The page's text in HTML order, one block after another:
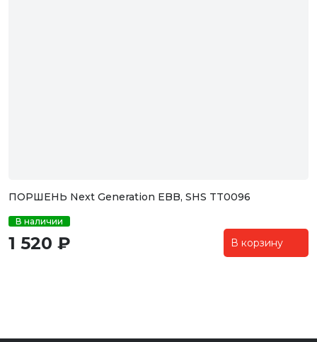
ПОРШЕНЬ Next Generation EBB, SHS TT0096
В наличии
1 520 ₽ В корзину